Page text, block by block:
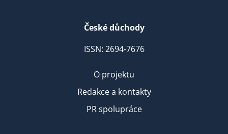
České důchody
ISSN: 2694-7676
O projektu
Redakce a kontakty
PR spolupráce